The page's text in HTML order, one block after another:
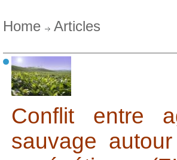
Home Articles
Conflit entre
sauvage